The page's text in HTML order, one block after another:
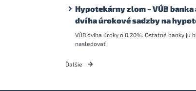
Hypotekárny zlom – VÚB banka
dvíha úrokové sadzby na
VÚB dvíha úroky o 0,20%. Ostatné banky ju
nasledovať .
Ďalšie